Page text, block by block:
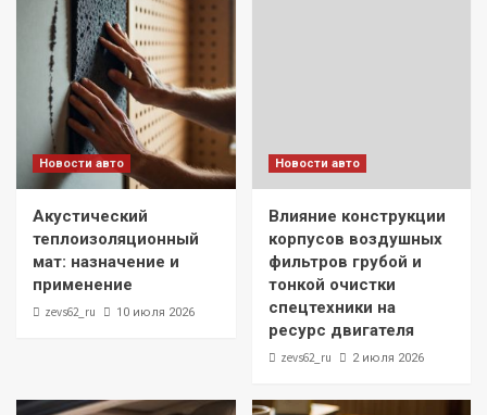
Новости авто
Акустический
теплоизоляционный
мат: назначение и
применение
zevs62_ru 10 июля 2026
Новости авто
Влияние конструкции
корпусов воздушных
фильтров грубой и
тонкой очистки
спецтехники на
ресурс двигателя
zevs62_ru 2 июля 2026